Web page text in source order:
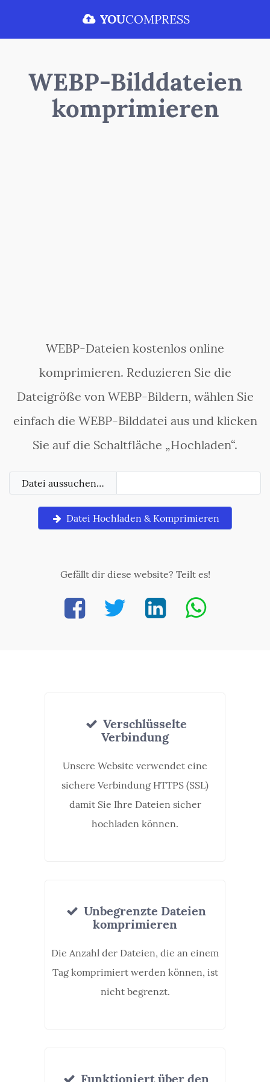
YOUCOMPRESS
WEBP-Bilddateien
komprimieren
WEBP-Dateien kostenlos online
komprimieren. Reduzieren Sie die
Dateigröße von WEBP-Bildern, wählen Sie
einfach die WEBP-Bilddatei aus und klicken
Sie auf die Schaltfläche „Hochladen“.
Datei aussuchen…
Datei Hochladen & Komprimieren
Gefällt dir diese website? Teilt es!
Verschlüsselte
Verbindung
Unsere Website verwendet eine
sichere Verbindung HTTPS (SSL)
damit Sie Ihre Dateien sicher
hochladen können.
Unbegrenzte Dateien
komprimieren
Die Anzahl der Dateien, die an einem
Tag komprimiert werden können, ist
nicht begrenzt.
Funktioniert über den